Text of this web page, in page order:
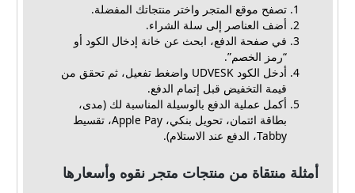
تصفح موقع المتجر واختر منتجاتك المفضلة.
أضف العناصر إلى سلة الشراء.
في صفحة الدفع، ابحث عن خانة إدخال الكود أو
“رمز الخصم”.
أدخل الكود UDVESK واضغط تفعيل، ثم تحقق من
قيمة التخفيض قبل إتمام الدفع.
أكمل عملية الدفع بالوسيلة المناسبة لك (مدى،
بطاقة ائتمان، تحويل بنكي، Apple Pay، تقسيط
Tabby، الدفع عند الاستلام).
أمثلة منتقاة من منتجات متجر نقوه وأسعارها